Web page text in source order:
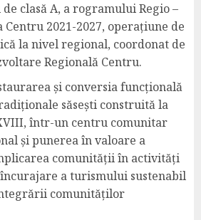
clasă A, a rogramului Regio –
2021-2027, operațiune de
la nivel regional, coordonat de
Regională Centru.
și conversia funcțională
săsești construită la
într-un centru comunitar
și punerea în valoare a
comunității în activități
a turismului sustenabil
comunităților